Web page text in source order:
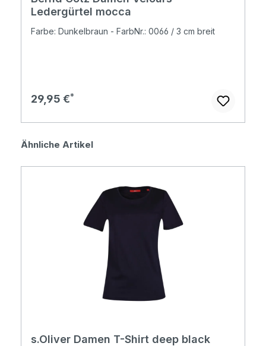
Ledergürtel mocca
Farbe: Dunkelbraun - FarbNr.: 0066 / 3 cm breit
Regulärer Preis:
29,95 €
Produktgalerie überspringen
Ähnliche Artikel
s.Oliver Damen T-Shirt deep black